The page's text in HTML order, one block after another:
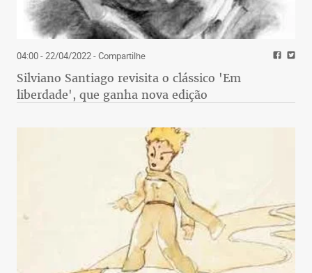
04:00 - 22/04/2022- Compartilhe
Silviano Santiago revisita o clássico 'Em
liberdade', que ganha nova edição